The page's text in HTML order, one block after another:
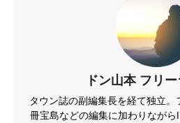
ドン山本 フリ
タウン誌の副編集長を経て独立
冊宝島などの編集に加わりながら